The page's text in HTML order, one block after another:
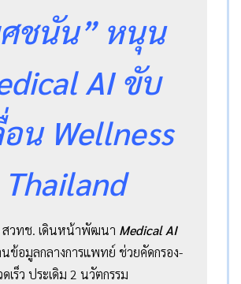
ชนัน” หนุน
AI ขับ
อน Wellness
Thailand
ช. เดินหน้าพัฒนา Medical AI
ข้อมูลกลางการแพทย์ ช่วยคัดกรอง-
เร็ว ประเดิม 2 นวัตกรรม